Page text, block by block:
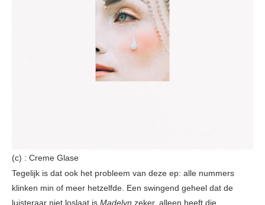
(c) : Creme Glase
Tegelijk is dat ook het probleem van deze ep: alle nummers
klinken min of meer hetzelfde. Een swingend geheel dat de
luisteraar niet loslaat is Madelyn zeker, alleen heeft die